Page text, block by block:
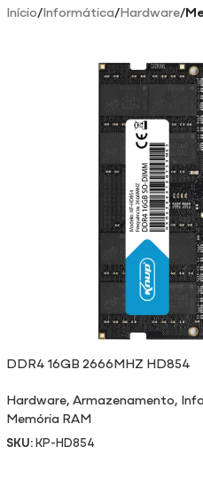
Início/Informática/Hardware/
DDR4 16GB 2666MHZ HD854
Hardware,Armazenamento,
Memória RAM
SKU:KP-HD854